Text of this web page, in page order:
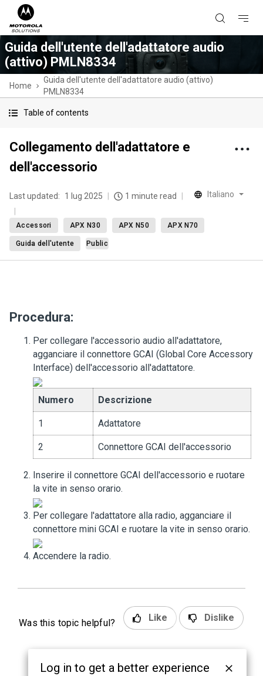
Guida dell'utente dell'adattatore audio
(attivo) PMLN8334
Home
Guida dell'utente dell'adattatore audio (attivo)
PMLN8334
Table of contents
Collegamento dell'adattatore e
dell'accessorio
Last updated: 1 lug 2025 1 minute read Italiano
Accessori APX N30 APX N50 APX N70
Guida dell'utente Public
Procedura:
Per collegare l'accessorio audio all'adattatore,
agganciare il connettore GCAI (Global Core Accessory
Interface) dell'accessorio all'adattatore.
Numero Descrizione
1 Adattatore
2 Connettore GCAI dell'accessorio
Inserire il connettore GCAI dell'accessorio e ruotare
la vite in senso orario.
Per collegare l'adattatore alla radio, agganciare il
connettore mini GCAI e ruotare la vite in senso orario.
Accendere la radio.
Was this topic helpful? Like Dislike
Log in to get a better experience